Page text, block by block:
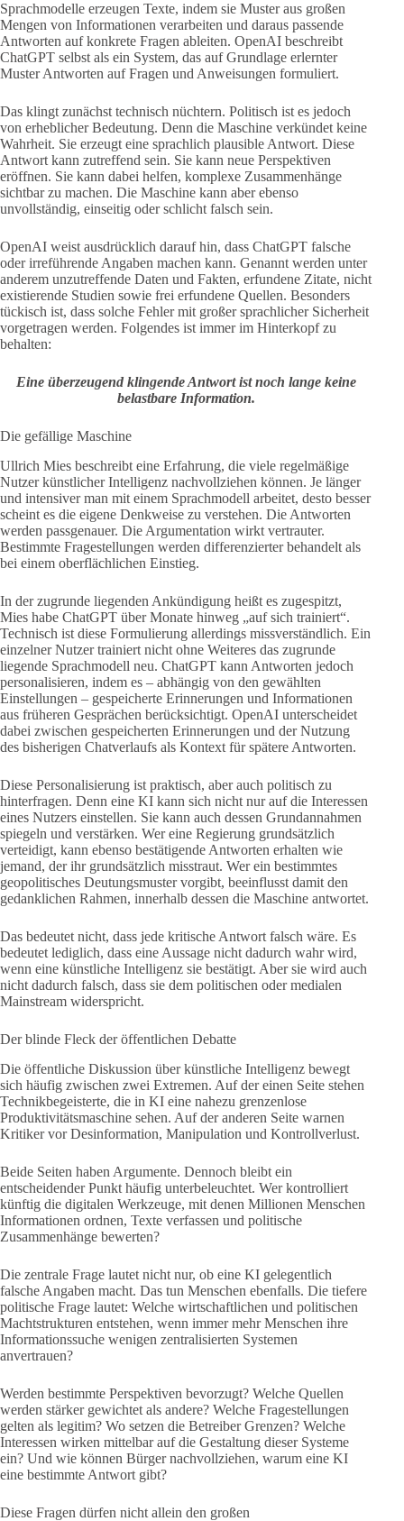
Sprachmodelle erzeugen Texte, indem sie Muster aus großen
Mengen von Informationen verarbeiten und daraus passende
Antworten auf konkrete Fragen ableiten. OpenAI beschreibt
ChatGPT selbst als ein System, das auf Grundlage erlernter
Muster Antworten auf Fragen und Anweisungen formuliert.
Das klingt zunächst technisch nüchtern. Politisch ist es jedoch
von erheblicher Bedeutung. Denn die Maschine verkündet keine
Wahrheit. Sie erzeugt eine sprachlich plausible Antwort. Diese
Antwort kann zutreffend sein. Sie kann neue Perspektiven
eröffnen. Sie kann dabei helfen, komplexe Zusammenhänge
sichtbar zu machen. Die Maschine kann aber ebenso
unvollständig, einseitig oder schlicht falsch sein.
OpenAI weist ausdrücklich darauf hin, dass ChatGPT falsche
oder irreführende Angaben machen kann. Genannt werden unter
anderem unzutreffende Daten und Fakten, erfundene Zitate, nicht
existierende Studien sowie frei erfundene Quellen. Besonders
tückisch ist, dass solche Fehler mit großer sprachlicher Sicherheit
vorgetragen werden. Folgendes ist immer im Hinterkopf zu
behalten:
Eine überzeugend klingende Antwort ist noch lange keine
belastbare Information.
Die gefällige Maschine
Ullrich Mies beschreibt eine Erfahrung, die viele regelmäßige
Nutzer künstlicher Intelligenz nachvollziehen können. Je länger
und intensiver man mit einem Sprachmodell arbeitet, desto besser
scheint es die eigene Denkweise zu verstehen. Die Antworten
werden passgenauer. Die Argumentation wirkt vertrauter.
Bestimmte Fragestellungen werden differenzierter behandelt als
bei einem oberflächlichen Einstieg.
In der zugrunde liegenden Ankündigung heißt es zugespitzt,
Mies habe ChatGPT über Monate hinweg „auf sich trainiert“.
Technisch ist diese Formulierung allerdings missverständlich. Ein
einzelner Nutzer trainiert nicht ohne Weiteres das zugrunde
liegende Sprachmodell neu. ChatGPT kann Antworten jedoch
personalisieren, indem es – abhängig von den gewählten
Einstellungen – gespeicherte Erinnerungen und Informationen
aus früheren Gesprächen berücksichtigt. OpenAI unterscheidet
dabei zwischen gespeicherten Erinnerungen und der Nutzung
des bisherigen Chatverlaufs als Kontext für spätere Antworten.
Diese Personalisierung ist praktisch, aber auch politisch zu
hinterfragen. Denn eine KI kann sich nicht nur auf die Interessen
eines Nutzers einstellen. Sie kann auch dessen Grundannahmen
spiegeln und verstärken. Wer eine Regierung grundsätzlich
verteidigt, kann ebenso bestätigende Antworten erhalten wie
jemand, der ihr grundsätzlich misstraut. Wer ein bestimmtes
geopolitisches Deutungsmuster vorgibt, beeinflusst damit den
gedanklichen Rahmen, innerhalb dessen die Maschine antwortet.
Das bedeutet nicht, dass jede kritische Antwort falsch wäre. Es
bedeutet lediglich, dass eine Aussage nicht dadurch wahr wird,
wenn eine künstliche Intelligenz sie bestätigt. Aber sie wird auch
nicht dadurch falsch, dass sie dem politischen oder medialen
Mainstream widerspricht.
Der blinde Fleck der öffentlichen Debatte
Die öffentliche Diskussion über künstliche Intelligenz bewegt
sich häufig zwischen zwei Extremen. Auf der einen Seite stehen
Technikbegeisterte, die in KI eine nahezu grenzenlose
Produktivitätsmaschine sehen. Auf der anderen Seite warnen
Kritiker vor Desinformation, Manipulation und Kontrollverlust.
Beide Seiten haben Argumente. Dennoch bleibt ein
entscheidender Punkt häufig unterbeleuchtet. Wer kontrolliert
künftig die digitalen Werkzeuge, mit denen Millionen Menschen
Informationen ordnen, Texte verfassen und politische
Zusammenhänge bewerten?
Die zentrale Frage lautet nicht nur, ob eine KI gelegentlich
falsche Angaben macht. Das tun Menschen ebenfalls. Die tiefere
politische Frage lautet: Welche wirtschaftlichen und politischen
Machtstrukturen entstehen, wenn immer mehr Menschen ihre
Informationssuche wenigen zentralisierten Systemen
anvertrauen?
Werden bestimmte Perspektiven bevorzugt? Welche Quellen
werden stärker gewichtet als andere? Welche Fragestellungen
gelten als legitim? Wo setzen die Betreiber Grenzen? Welche
Interessen wirken mittelbar auf die Gestaltung dieser Systeme
ein? Und wie können Bürger nachvollziehen, warum eine KI
eine bestimmte Antwort gibt?
Diese Fragen dürfen nicht allein den großen